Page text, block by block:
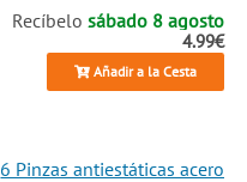
Recíbelo sábado 8 agosto
4.99€
Añadir a la Cesta
6 Pinzas antiestáticas acero